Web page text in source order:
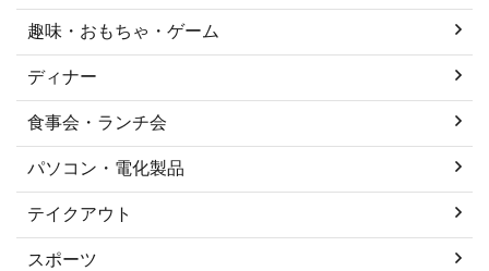
趣味・おもちゃ・ゲーム
ディナー
食事会・ランチ会
パソコン・電化製品
テイクアウト
スポーツ